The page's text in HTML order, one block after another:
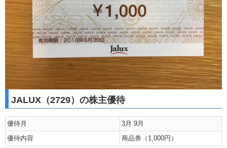
JALUX（2729）の株主優待
優待月
3月 9月
優待内容
商品券（1,000円）